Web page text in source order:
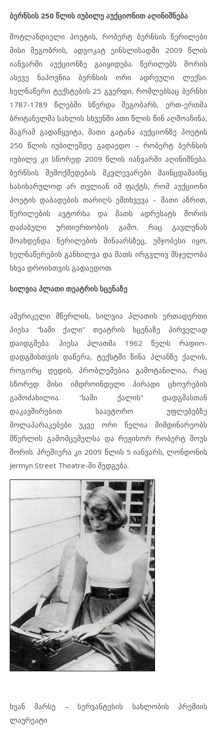
ბერნსის 250 წლის იუბილე აუქციონით აღინიშნება
შოტლანდიელი პოეტის, რობერტ ბერნსის წერილები
მისი მეგობრის, ადვოკატ ეინსლისადმი 2009 წლის
იანვარში აუქციონზე გაიყიდება. წერილებს შორის
ასევე ნაპოვნია ბერნსის ორი ადრეული ლექსი.
ხელნაწერი ტექსტების 25 გვერდი, რომლებსაც ბერნსი
1787-1789 წლებში სწერდა მეგობარს, ერთ-ერთმა
ბრიტანელმა სახლის სხვენში ათი წლის წინ აღმოაჩინა,
მაგრამ გადაწყვიტა, მათი გატანა აუქციონზე პოეტის
250 წლის იუბილემდე გადაედო – რობერტ ბერნსის
იუბილე კი სწორედ 2009 წლის იანვარში აღინიშნება.
ბერნსის შემოქმედების მკვლევარები მაინცდამაინც
სასიხარულოდ არ თვლიან იმ ფაქტს, რომ აუქციონი
პოეტის დაბადების თარიღს ემთხვევა – მათი აზრით,
წერილების ავტორსა და მათს ადრესატს შორის
დაძაბული ურთიერთობის გამო, რაც გავლენას
მოახდენდა წერილების შინაარსზეც, უმჯობესი იყო,
ხელნაწერების განხილვა და მათს ირგვლივ მსჯელობა
სხვა დროისთვის გადაედოთ.
სილვია პლათი თეატრის სცენაზე
ამერიკელი მწერლის, სილვია პლათის ერთადერთი
პიესა “სამი ქალი” თეატრის სცენაზე პირველად
დაიდგმება. პიესა პლათმა 1962 წელს რადიო-
დადგმისთვის დაწერა, ტექსტში წინა პლანზე ქალის,
როგორც დედის, პრობლემებია გამოტანილია, რაც
სწორედ მისი იმდროინდელი პირადი ცხოვრების
გამოძახილია. “სამი ქალის” დადგმასთან
დაკავშირებით საავტორო უფლებებზე
მოლაპარაკებები უკვე ორი წელია მიმდინარეობს
მწერლის გამომცემელსა და რეჟისორ რობერტ შოუს
შორის. პრემიერა კი 2009 წლის 5 იანვარს, ლონდონის
Jermyn Street Theatre-ში შედგება.
ხუან მარსე – სერვანტესის სახლობის პრემიის
ლაურეატი